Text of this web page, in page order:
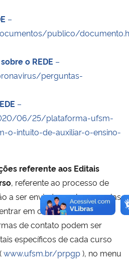
–
publico/
o REDE –
perguntas-
–
06/25/plataforma-ufsm-
o-intuito-de-auxiliar-o-ensino-
referente aos Editais
, referente ao processo de
a ser enviada e sobre as aulas
em contato com cada
de contato podem ser
específicos de cada curso
www.ufsm.br/prpgp), no menu